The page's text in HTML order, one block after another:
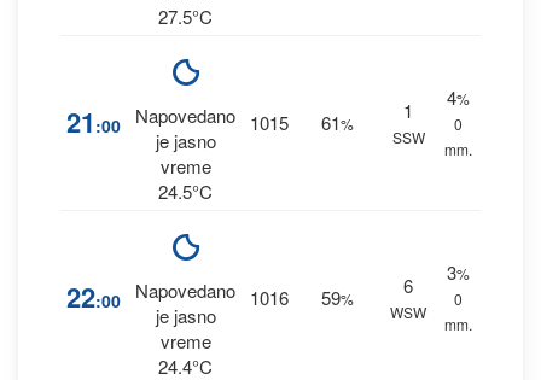
27.5°C
21 :00
Napovedano
je jasno
vreme
24.5°C
1015 61%
1
SSW
4%
0
mm.
22:00
Napovedano
je jasno
vreme
24.4°C
1016 59%
6
WSW
3%
0
mm.